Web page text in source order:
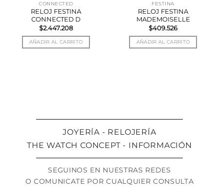
CONNECTED
RELOJ FESTINA
CONNECTED D
$2.447.208
AÑADIR AL CARRITO
FESTINA
RELOJ FESTINA
MADEMOISELLE
$409.526
AÑADIR AL CARRITO
JOYERÍA - RELOJERÍA
THE WATCH CONCEPT - INFORMACIÓN
SEGUINOS EN NUESTRAS REDES
O COMUNICATE POR CUALQUIER CONSULTA